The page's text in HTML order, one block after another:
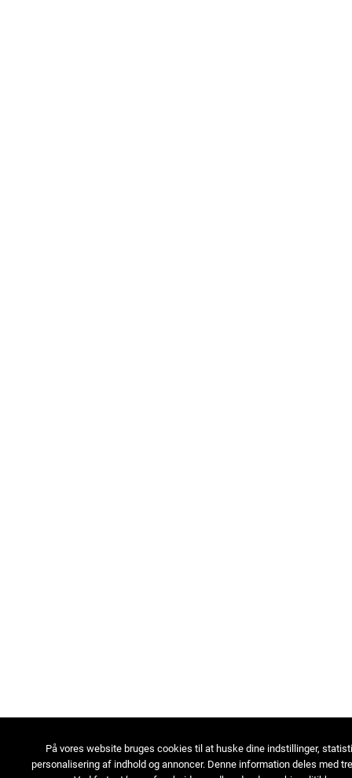
På vores website bruges cookies til at huske dine indstillinger,
personalisering af indhold og annoncer. Denne information deles med